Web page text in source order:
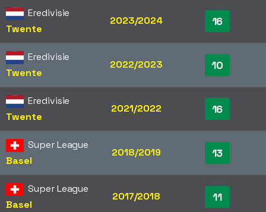
Eredivisie
Twente
2023/2024 16
Eredivisie
Twente
2022/2023 10
Eredivisie
Twente
2021/2022 16
Super League
Basel
2018/2019 13
Super League
Basel
2017/2018 11